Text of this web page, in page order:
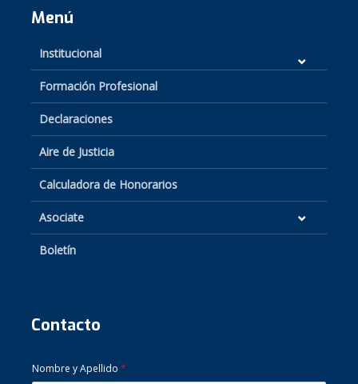
Menú
Institucional
Formación Profesional
Declaraciones
Aire de Justicia
Calculadora de Honorarios
Asociate
Boletín
Contacto
Nombre y Apellido *